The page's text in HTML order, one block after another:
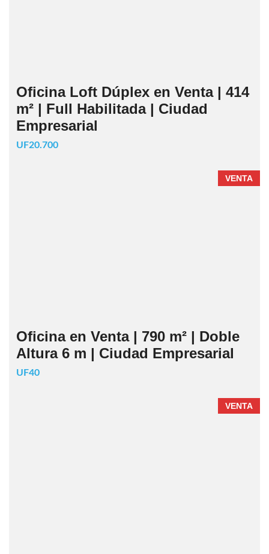
Oficina Loft Dúplex en Venta | 414
m² | Full Habilitada | Ciudad
Empresarial
UF20.700
VENTA
Oficina en Venta | 790 m² | Doble
Altura 6 m | Ciudad Empresarial
UF40
VENTA